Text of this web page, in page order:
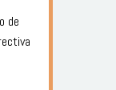
de